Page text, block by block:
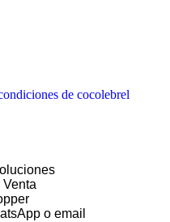
de cocolebrel
Venta
o email